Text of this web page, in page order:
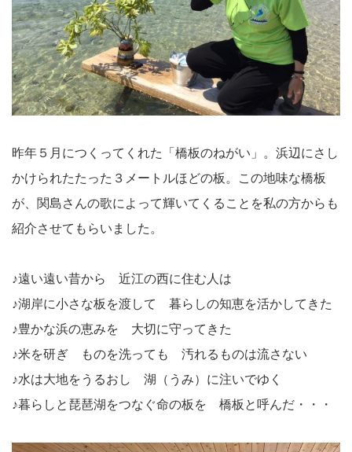
昨年５月につくってくれた「橋板のねがい」。浜辺にさし
かけられたたった３メートルほどの板。この地味な橋板
が、関島さんの歌によって輝いてくることを私の方からも
紹介させてもらいました。
♪遠い遠い昔から 近江の西に住む人は
♪湖岸に小さな板を渡して 暮らしの知恵を活かしてきた
♪豊かな浜の恵みを 大切に守ってきた
♪米を研ぎ ものを洗っても 汚れるものは流さない
♪水は大地をうるおし 湖（うみ）に注いでゆく
♪暮らしと琵琶湖をつなぐ命の板を 橋板と呼んだ・・・